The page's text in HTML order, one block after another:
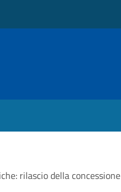
rilascio della concessione